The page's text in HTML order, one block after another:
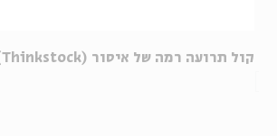
קול תרועה רמה של איסור (Thinkstock)